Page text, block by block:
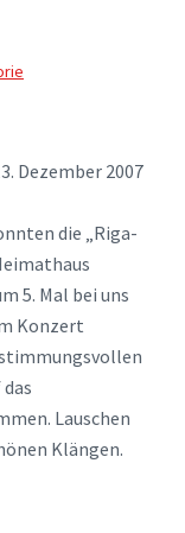
Dezember 2007
die „Riga-
5. Mal bei uns
Konzert
Lauschen
Klängen.